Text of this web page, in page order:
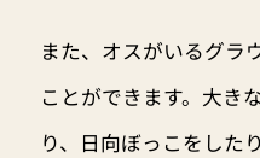
また、オスがいるグラ
ことができます。大き
り、日向ぼっこをした